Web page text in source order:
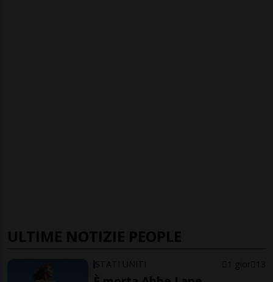
ULTIME NOTIZIE PEOPLE
STATI UNITI 1 gior 13